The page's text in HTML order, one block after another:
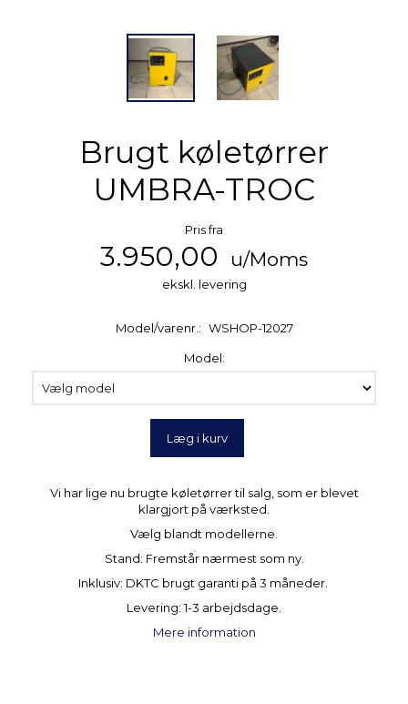
Brugt køletørrer
UMBRA-TROC
Pris fra
3.950,00 u/Moms
ekskl. levering
Model/varenr.: WSHOP-12027
Model:
Læg i kurv
Vi har lige nu brugte køletørrer til salg, som er blevet
klargjort på værksted.
Vælg blandt modellerne.
Stand: Fremstår nærmest som ny.
Inklusiv: DKTC brugt garanti på 3 måneder.
Levering: 1-3 arbejdsdage.
Mere information